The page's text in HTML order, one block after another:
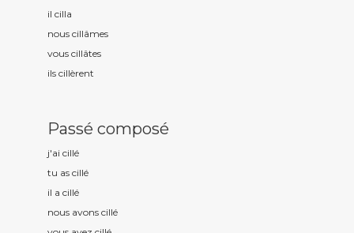
il cilla
nous cillâmes
vous cillâtes
ils cillèrent
Passé composé
j'ai cillé
tu as cillé
il a cillé
nous avons cillé